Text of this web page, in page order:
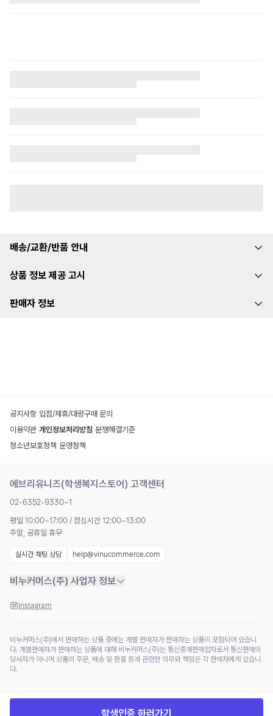
배송/교환/반품 안내
상품 정보 제공 고시
판매자 정보
학생인증 하러가기
공지사항 입점/제휴/대량구매 문의
이용약관 개인정보처리방침 분쟁해결기준
청소년보호정책 운영정책
에브리유니즈(학생복지스토어) 고객센터
02-6352-9330~1
평일 10:00~17:00 / 점심시간 12:00~13:00
주말, 공휴일 휴무
실시간 채팅 상담 help@vinucommerce.com
비누커머스(주) 사업자 정보
Instagram
비누커머스(주)에서 판매하는 상품 중에는 개별 판매자가 판매하는 상품이 포함되어 있습니
다. 개별판매자가 판매하는 상품에 대해 비누커머스(주)는 통신중개판매업자로서 통신판매의
당사자가 아니며 상품의 주문, 배송 및 환불 등과 관련한 의무와 책임은 각 판매자에게 있습니
다.